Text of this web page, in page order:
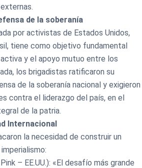
de la soberanía
por activistas de Estados Unidos,
tiene como objetivo fundamental
y el apoyo mutuo entre los
los brigadistas ratificaron su
de la soberanía nacional y exigieron
contra el liderazgo del país, en el
de la patria.
Internacional
la necesidad de construir un
– EE.UU.): «El desafío más grande